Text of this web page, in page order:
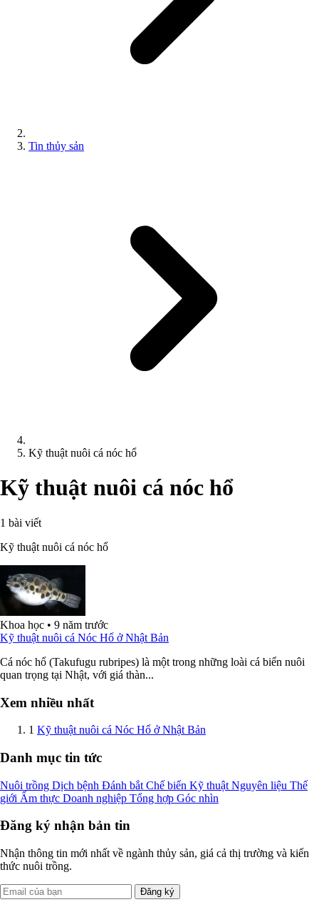
Tin thủy sản
Kỹ thuật nuôi cá nóc hổ
Kỹ thuật nuôi cá nóc hổ
1 bài viết
Kỹ thuật nuôi cá nóc hổ
Khoa học • 9 năm trước
Kỹ thuật nuôi cá Nóc Hổ ở Nhật Bản
Cá nóc hổ (Takufugu rubripes) là một trong những loài cá biển nuôi
quan trọng tại Nhật, với giá thàn...
Xem nhiều nhất
1 Kỹ thuật nuôi cá Nóc Hổ ở Nhật Bản
Danh mục tin tức
Nuôi trồng Dịch bệnh Đánh bắt Chế biến Kỹ thuật Nguyên liệu Thế
giới Ẩm thực Doanh nghiệp Tổng hợp Góc nhìn
Đăng ký nhận bản tin
Nhận thông tin mới nhất về ngành thủy sản, giá cả thị trường và kiến
thức nuôi trồng.
Đăng ký